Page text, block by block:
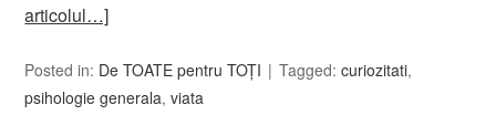
articolul…]
Posted in: De TOATE pentru TOȚI Tagged:curiozitati,
psihologie generala,viata